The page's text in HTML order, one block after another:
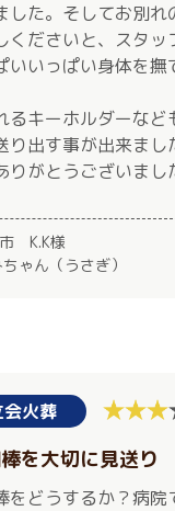
した。そしてお別
くださいと、スタ
いいっぱい身体を撫
るキーホルダーな
り出す事が出来ま
りがとうございまし
K.K様
ゃん（うさぎ）
火葬
を大切に見送り
をどうするか？病